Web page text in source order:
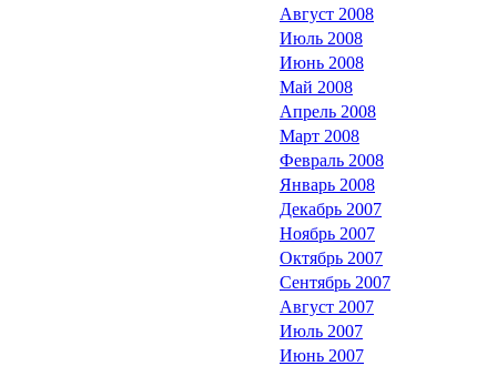
Август 2008
Июль 2008
Июнь 2008
Май 2008
Апрель 2008
Март 2008
Февраль 2008
Январь 2008
Декабрь 2007
Ноябрь 2007
Октябрь 2007
Сентябрь 2007
Август 2007
Июль 2007
Июнь 2007